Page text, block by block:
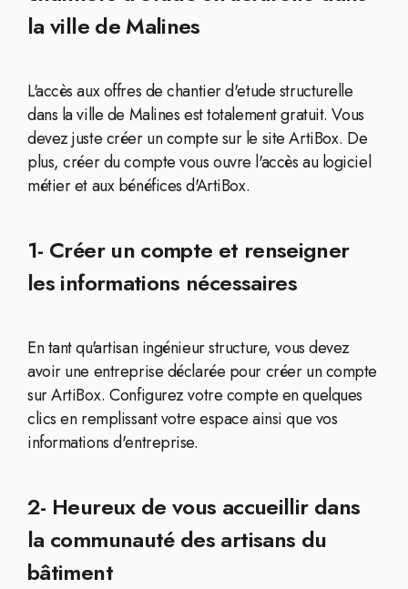
la ville de Malines
L'accès aux offres de chantier d'etude structurelle
dans la ville de Malines est totalement gratuit. Vous
devez juste créer un compte sur le site ArtiBox. De
plus, créer du compte vous ouvre l'accès au logiciel
métier et aux bénéfices d'ArtiBox.
1- Créer un compte et renseigner
les informations nécessaires
En tant qu'artisan ingénieur structure, vous devez
avoir une entreprise déclarée pour créer un compte
sur ArtiBox. Configurez votre compte en quelques
clics en remplissant votre espace ainsi que vos
informations d'entreprise.
2- Heureux de vous accueillir dans
la communauté des artisans du
bâtiment